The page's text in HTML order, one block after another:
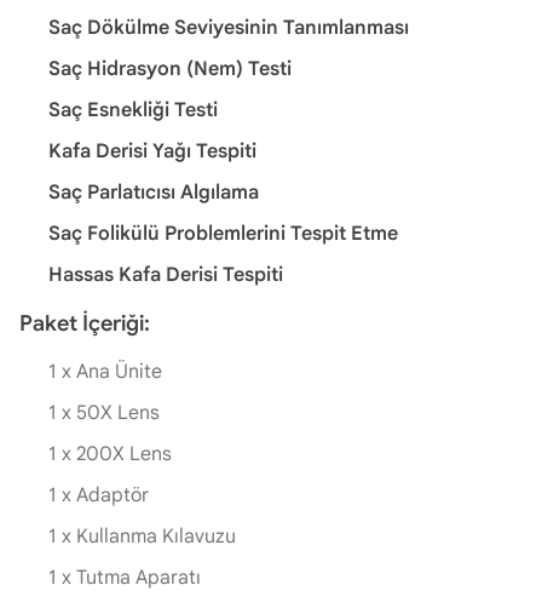
Saç Dökülme Seviyesinin Tanımlanması
Saç Hidrasyon (Nem) Testi
Saç Esnekliği Testi
Kafa Derisi Yağı Tespiti
Saç Parlatıcısı Algılama
Saç Folikülü Problemlerini Tespit Etme
Hassas Kafa Derisi Tespiti
Paket İçeriği:
1 x Ana Ünite
1 x 50X Lens
1 x 200X Lens
1 x Adaptör
1 x Kullanma Kılavuzu
1 x Tutma Aparatı